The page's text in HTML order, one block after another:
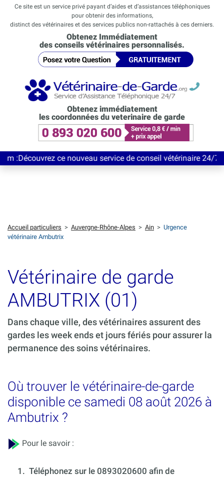
Ce site est un service privé payant d’aides et d’assistances téléphoniques
pour obtenir des informations,
distinct des vétérinaires et des services publics non-rattachés à ces derniers.
Obtenez Immédiatement
des conseils vétérinaires personnalisés.
Obtenez immédiatement
les coordonnées du veterinaire de garde
ce nouveau service de conseil vétérinaire 24/7
Accueil particuliers > Auvergne-Rhône-Alpes > Ain > Urgence
vétérinaire Ambutrix
Vétérinaire de garde
AMBUTRIX (01)
Dans chaque ville, des vétérinaires assurent des
gardes les week ends et jours fériés pour assurer la
permanence des soins vétérinaires.
Où trouver le vétérinaire-de-garde
disponible ce samedi 08 août 2026 à
Ambutrix ?
Pour le savoir :
1. Téléphonez sur le 0893020600 afin de